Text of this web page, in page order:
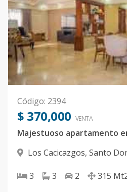
Código: 2394
$ 370,000 VENTA
Majestuoso apartamento
Los Cacicazgos, Santo
3 3 2 315